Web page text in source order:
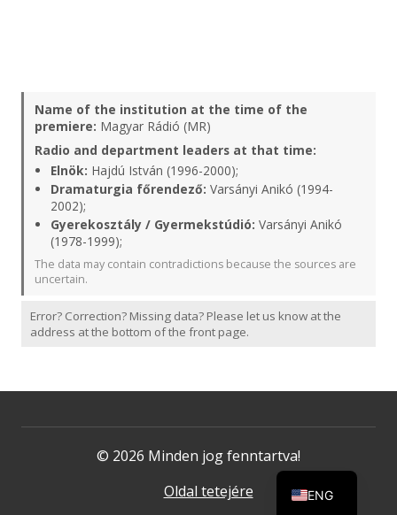
Name of the institution at the time of the
premiere: Magyar Rádió (MR)
Radio and department leaders at that time:
Elnök: Hajdú István (1996-2000);
Dramaturgia főrendező: Varsányi Anikó (1994-
2002);
Gyerekosztály / Gyermekstúdió: Varsányi Anikó
(1978-1999);
The data may contain contradictions because the sources are
uncertain.
Error? Correction? Missing data? Please let us know at the
address at the bottom of the front page.
© 2026 Minden jog fenntartva!
Oldal tetejére
ENG